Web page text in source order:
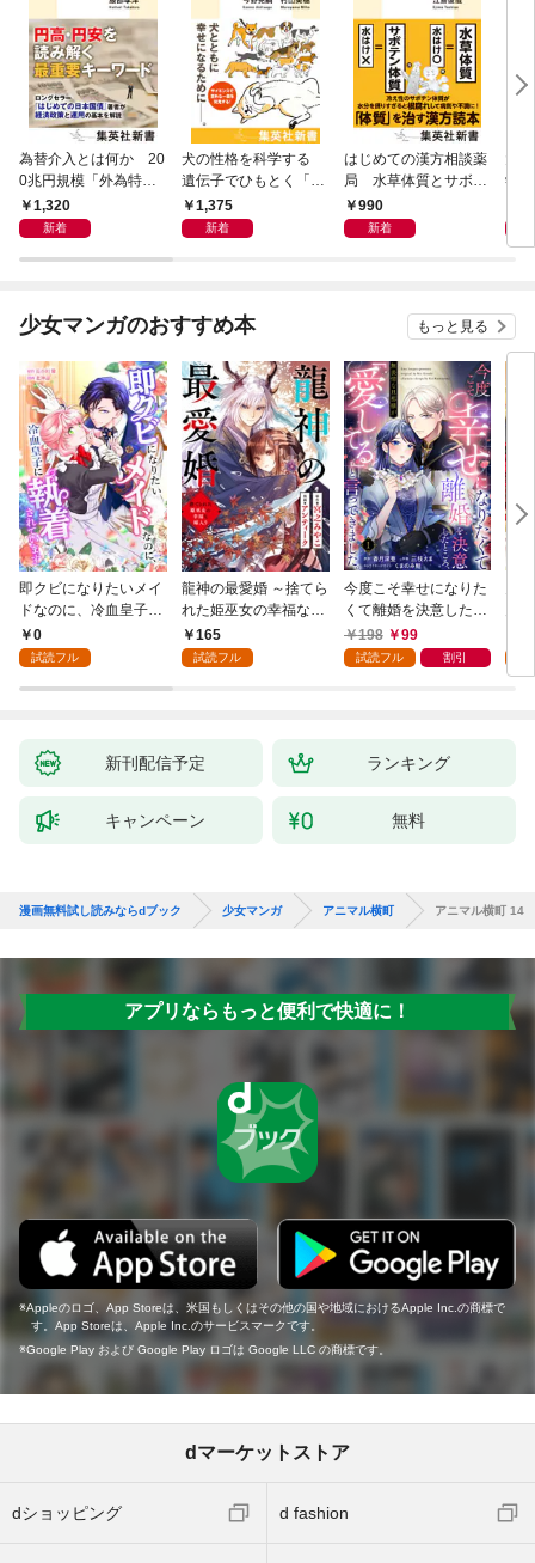
為替介入とは何か 20
0兆円規模「外為特
会」が生まれた謎
1,320
新着
犬の性格を科学する
遺伝子でひもとく「最
良の友」の進化
1,375
新着
はじめての漢方相談薬
局 水草体質とサボテ
ン体質
990
新着
学
少女マンガのおすすめ本 もっと見る
即クビになりたいメイ
ドなのに、冷血皇子に
執着されています第1
話
0
試読フル
龍神の最愛婚 ～捨てら
れた姫巫女の幸福な嫁
入り～: 1
165
試読フル
今度こそ幸せになりた
くて離婚を決意したと
ころ、無表情な旦那様
が「愛してる」と言っ
198 99
試読フル 割引
新刊配信予定 ランキング
キャンペーン 無料
漫画無料試し読みならdブック 少女マンガ アニマル横町 アニマル横町 14
アプリならもっと便利で快適に！
Appleのロゴ、App Storeは、米国もしくはその他の国や地域におけるApple Inc.の商標で
す。App Storeは、Apple Inc.のサービスマークです。
Google Play および Google Play ロゴは Google LLC の商標です。
dマーケットストア
dショッピング d fashion